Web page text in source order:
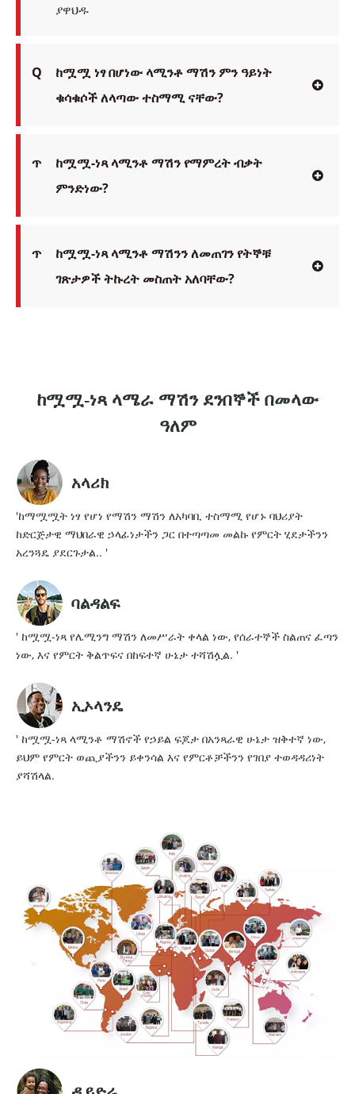
ያዋህዱ
Q
ከሟሟ ነፃ በሆነው ላሚንቶ ማሽን ምን ዓይነት
ቁሳቁሶች ለላጣው ተስማሚ ናቸው?
ጥ
ከሟሟ-ነጻ ላሚንቶ ማሽን የማምረት ብቃት
ምንድነው?
ጥ
ከሟሟ-ነጻ ላሚንቶ ማሽንን ለመጠገን የትኞቹ
ገጽታዎች ትኩረት መስጠት አለባቸው?
ከሟሟ-ነጻ ላሜራ ማሽን ደንበኞች በመላው
ዓለም
አላሪክ
'ከማሟሟት ነፃ የሆነ የማሽን ማሽን ለአካባቢ ተስማሚ የሆኑ ባህሪያት
ከድርጅታዊ ማህበራዊ ኃላፊነታችን ጋር በተጣጣመ መልኩ የምርት ሂደታችንን
አረንጓዴ ያደርጉታል.. '
ባልዳልፍ
' ከሟሟ-ነጻ የሌሚንግ ማሽን ለመሥራት ቀላል ነው, የሰራተኞች ስልጠና ፈጣን
ነው, እና የምርት ቅልጥፍና በከፍተኛ ሁኔታ ተሻሽሏል. '
ኢኦላንዴ
' ከሟሟ-ነጻ ላሚንቶ ማሽኖች የኃይል ፍጆታ በአንጻራዊ ሁኔታ ዝቅተኛ ነው,
ይህም የምርት ወጪያችንን ይቀንሳል እና የምርቶቻችንን የገበያ ተወዳዳሪነት
ያሻሽላል.